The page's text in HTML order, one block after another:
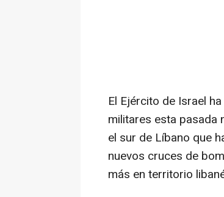
El Ejército de Israel
militares esta pasada
el sur de Líbano que
nuevos cruces de
más en territorio